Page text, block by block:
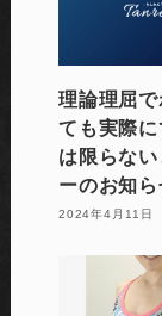
理論理屈
ても実際に
は限らな
ーのお知ら
2024年4月11日